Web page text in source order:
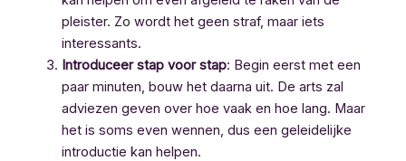
pleister. Zo wordt het geen straf, maar iets
interessants.
Introduceer stap voor stap: Begin eerst met een
paar minuten, bouw het daarna uit. De arts zal
adviezen geven over hoe vaak en hoe lang. Maar
het is soms even wennen, dus een geleidelijke
introductie kan helpen.